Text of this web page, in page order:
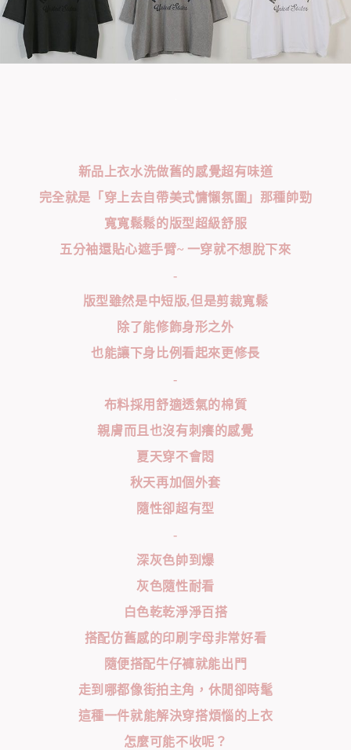
新品上衣水洗做舊的感覺超有味道
完全就是「穿上去自帶美式慵懶氛圍」那種帥勁
寬寬鬆鬆的版型超級舒服
五分袖還貼心遮手臂~ 一穿就不想脫下來
-
版型雖然是中短版,但是剪裁寬鬆
除了能修飾身形之外
也能讓下身比例看起來更修長
-
布料採用舒適透氣的棉質
親膚而且也沒有刺癢的感覺
夏天穿不會悶
秋天再加個外套
隨性卻超有型
-
深灰色帥到爆
灰色隨性耐看
白色乾乾淨淨百搭
搭配仿舊感的印刷字母非常好看
隨便搭配牛仔褲就能出門
走到哪都像街拍主角，休閒卻時髦
這種一件就能解決穿搭煩惱的上衣
怎麼可能不收呢？